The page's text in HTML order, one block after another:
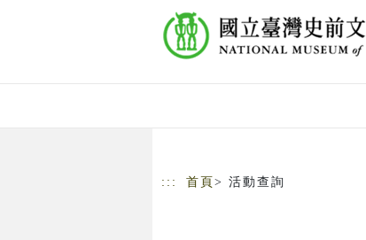
::: 首頁 > 活動查詢